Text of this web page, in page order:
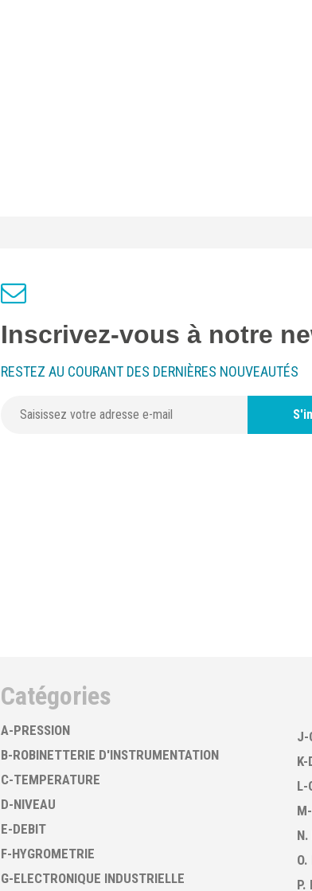
Inscrivez-vous à notre
RESTEZ AU COURANT DES DERNIÈRES NOUVEAUTÉS
Catégories
A-PRESSION
B-ROBINETTERIE D'INSTRUMENTATION
C-TEMPERATURE
D-NIVEAU
E-DEBIT
F-HYGROMETRIE
G-ELECTRONIQUE INDUSTRIELLE
J-
K-
L-
N.
P.